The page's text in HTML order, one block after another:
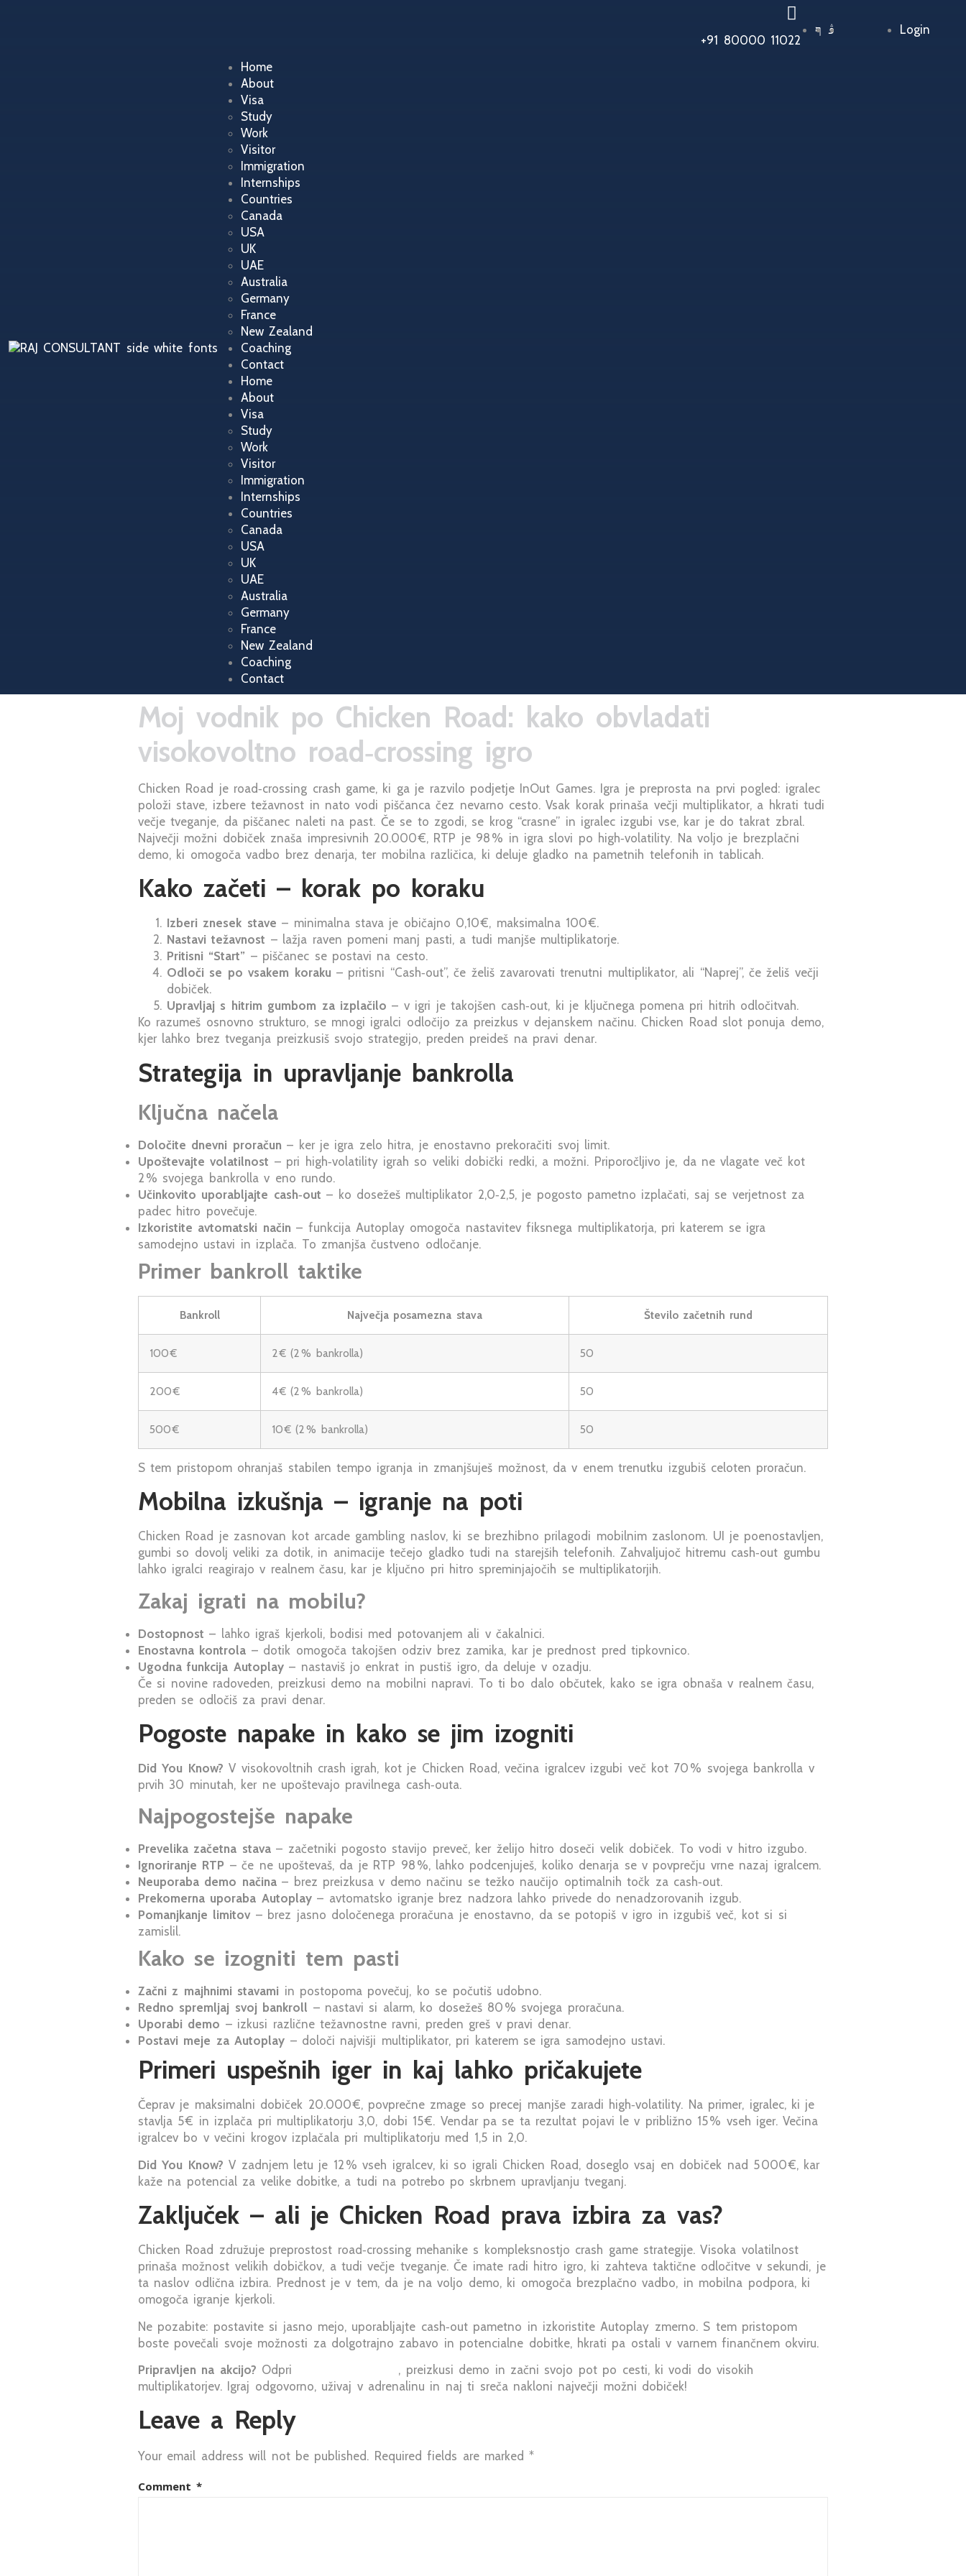
+91 80000 11022
Login
Home
About
Visa
Study
Work
Visitor
Immigration
Internships
Countries
Canada
USA
UK
UAE
Australia
Germany
France
New Zealand
Coaching
Contact
Home
About
Visa
Study
Work
Visitor
Immigration
Internships
Countries
Canada
USA
UK
UAE
Australia
Germany
France
New Zealand
Coaching
Contact
Moj vodnik po Chicken Road: kako obvladati
visokovoltno road‑crossing igro
Chicken Road je road‑crossing crash game, ki ga je razvilo podjetje InOut Games. Igra je preprosta na prvi pogled: igralec
položi stave, izbere težavnost in nato vodi piščanca čez nevarno cesto. Vsak korak prinaša večji multiplikator, a hkrati tudi
večje tveganje, da piščanec naleti na past. Če se to zgodi, se krog “crasne” in igralec izgubi vse, kar je do takrat zbral.
Največji možni dobiček znaša impresivnih 20.000 €, RTP je 98 % in igra slovi po high‑volatility. Na voljo je brezplačni
demo, ki omogoča vadbo brez denarja, ter mobilna različica, ki deluje gladko na pametnih telefonih in tablicah.
Kako začeti – korak po koraku
Izberi znesek stave – minimalna stava je običajno 0,10 €, maksimalna 100 €.
Nastavi težavnost – lažja raven pomeni manj pasti, a tudi manjše multiplikatorje.
Pritisni “Start” – piščanec se postavi na cesto.
Odloči se po vsakem koraku – pritisni “Cash‑out”, če želiš zavarovati trenutni multiplikator, ali “Naprej”, če želiš večji
dobiček.
Upravljaj s hitrim gumbom za izplačilo – v igri je takojšen cash‑out, ki je ključnega pomena pri hitrih odločitvah.
Ko razumeš osnovno strukturo, se mnogi igralci odločijo za preizkus v dejanskem načinu. Chicken Road slot ponuja demo,
kjer lahko brez tveganja preizkusiš svojo strategijo, preden preideš na pravi denar.
Strategija in upravljanje bankrolla
Ključna načela
Določite dnevni proračun – ker je igra zelo hitra, je enostavno prekoračiti svoj limit.
Upoštevajte volatilnost – pri high‑volatility igrah so veliki dobički redki, a možni. Priporočljivo je, da ne vlagate več kot
2 % svojega bankrolla v eno rundo.
Učinkovito uporabljajte cash‑out – ko dosežeš multiplikator 2,0‑2,5, je pogosto pametno izplačati, saj se verjetnost za
padec hitro povečuje.
Izkoristite avtomatski način – funkcija Autoplay omogoča nastavitev fiksnega multiplikatorja, pri katerem se igra
samodejno ustavi in izplača. To zmanjša čustveno odločanje.
Primer bankroll taktike
Bankroll Največja posamezna stava Število začetnih rund
100 € 2 € (2 % bankrolla) 50
200 € 4 € (2 % bankrolla) 50
500 € 10 € (2 % bankrolla) 50
S tem pristopom ohranjaš stabilen tempo igranja in zmanjšuješ možnost, da v enem trenutku izgubiš celoten proračun.
Mobilna izkušnja – igranje na poti
Chicken Road je zasnovan kot arcade gambling naslov, ki se brezhibno prilagodi mobilnim zaslonom. UI je poenostavljen,
gumbi so dovolj veliki za dotik, in animacije tečejo gladko tudi na starejših telefonih. Zahvaljujoč hitremu cash‑out gumbu
lahko igralci reagirajo v realnem času, kar je ključno pri hitro spreminjajočih se multiplikatorjih.
Zakaj igrati na mobilu?
Dostopnost – lahko igraš kjerkoli, bodisi med potovanjem ali v čakalnici.
Enostavna kontrola – dotik omogoča takojšen odziv brez zamika, kar je prednost pred tipkovnico.
Ugodna funkcija Autoplay– nastaviš jo enkrat in pustiš igro, da deluje v ozadju.
Če si novine radoveden, preizkusi demo na mobilni napravi. To ti bo dalo občutek, kako se igra obnaša v realnem času,
preden se odločiš za pravi denar.
Pogoste napake in kako se jim izogniti
Did You Know? V visokovoltnih crash igrah, kot je Chicken Road, večina igralcev izgubi več kot 70 % svojega bankrolla v
prvih 30 minutah, ker ne upoštevajo pravilnega cash‑outa.
Najpogostejše napake
Prevelika začetna stava– začetniki pogosto stavijo preveč, ker želijo hitro doseči velik dobiček. To vodi v hitro izgubo.
Ignoriranje RTP – če ne upoštevaš, da je RTP 98 %, lahko podcenjuješ, koliko denarja se v povprečju vrne nazaj igralcem.
Neuporaba demo načina– brez preizkusa v demo načinu se težko naučijo optimalnih točk za cash‑out.
Prekomerna uporaba Autoplay– avtomatsko igranje brez nadzora lahko privede do nenadzorovanih izgub.
Pomanjkanje limitov – brez jasno določenega proračuna je enostavno, da se potopiš v igro in izgubiš več, kot si si
zamislil.
Kako se izogniti tem pasti
Začni z majhnimi stavami in postopoma povečuj, ko se počutiš udobno.
Redno spremljaj svoj bankroll – nastavi si alarm, ko dosežeš 80 % svojega proračuna.
Uporabi demo – izkusi različne težavnostne ravni, preden greš v pravi denar.
Postavi meje za Autoplay – določi najvišji multiplikator, pri katerem se igra samodejno ustavi.
Primeri uspešnih iger in kaj lahko pričakujete
Čeprav je maksimalni dobiček 20.000 €, povprečne zmage so precej manjše zaradi high‑volatility. Na primer, igralec, ki je
stavlja 5 € in izplača pri multiplikatorju 3,0, dobi 15 €. Vendar pa se ta rezultat pojavi le v približno 15 % vseh iger. Večina
igralcev bo v večini krogov izplačala pri multiplikatorju med 1,5 in 2,0.
Did You Know? V zadnjem letu je 12 % vseh igralcev, ki so igrali Chicken Road, doseglo vsaj en dobiček nad 5 000 €, kar
kaže na potencial za velike dobitke, a tudi na potrebo po skrbnem upravljanju tveganj.
Zaključek – ali je Chicken Road prava izbira za vas?
Chicken Road združuje preprostost road‑crossing mehanike s kompleksnostjo crash game strategije. Visoka volatilnost
prinaša možnost velikih dobičkov, a tudi večje tveganje. Če imate radi hitro igro, ki zahteva taktične odločitve v sekundi, je
ta naslov odlična izbira. Prednost je v tem, da je na voljo demo, ki omogoča brezplačno vadbo, in mobilna podpora, ki
omogoča igranje kjerkoli.
Ne pozabite: postavite si jasno mejo, uporabljajte cash‑out pametno in izkoristite Autoplay zmerno. S tem pristopom
boste povečali svoje možnosti za dolgotrajno zabavo in potencialne dobitke, hkrati pa ostali v varnem finančnem okviru.
Pripravljen na akcijo? Odpri
, preizkusi demo in začni svojo pot po cesti, ki vodi do visokih
multiplikatorjev. Igraj odgovorno, uživaj v adrenalinu in naj ti sreča nakloni največji možni dobiček!
Leave a Reply
Your email address will not be published. Required fields are marked*
Comment*